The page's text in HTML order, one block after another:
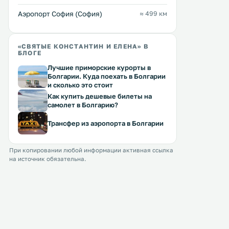
оснащены кондиционером и
телевизором. .
Аэропорт София (София) ≈ 499 км
«СВЯТЫЕ КОНСТАНТИН И ЕЛЕНА» В
БЛОГЕ
Лучшие приморские курорты в
Болгарии. Куда поехать в Болгарии
и сколько это стоит
Как купить дешевые билеты на
самолет в Болгарию?
Трансфер из аэропорта в Болгарии
При копировании любой информации активная ссылка
на источник обязательна.